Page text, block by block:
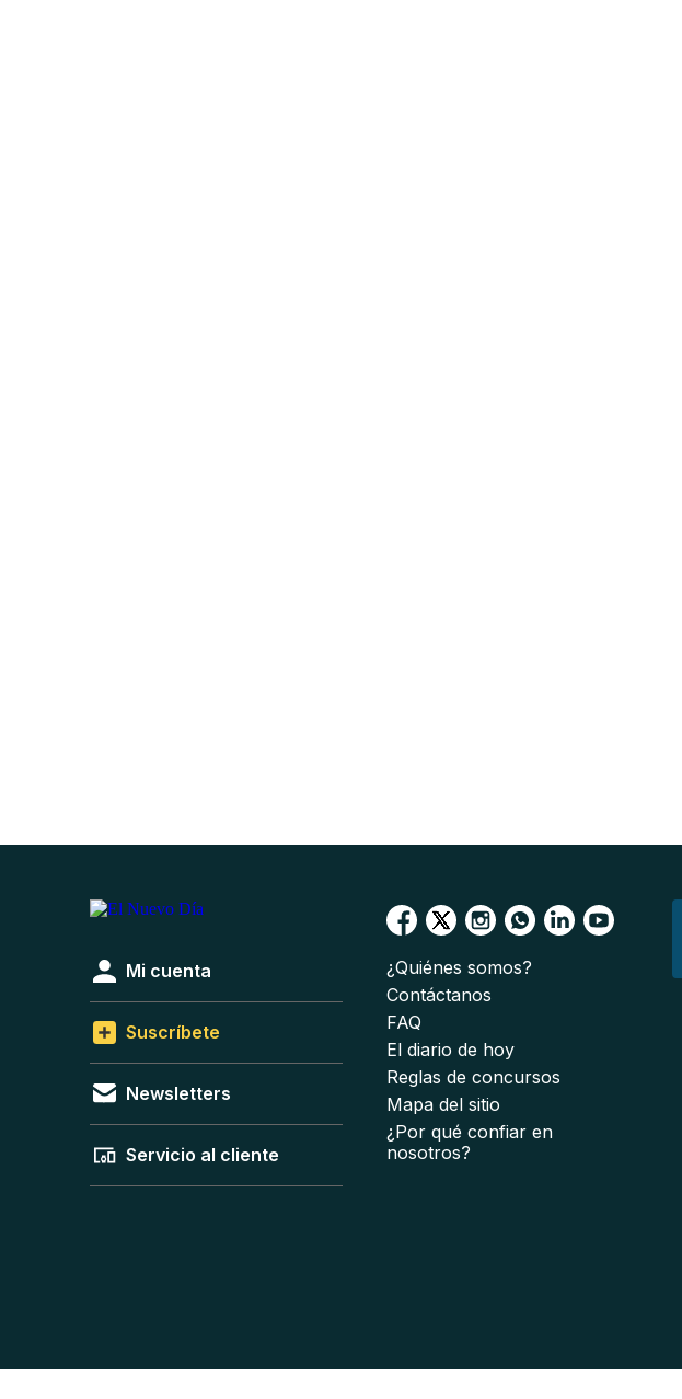
Mi cuenta
Suscríbete
Newsletters
Servicio al cliente
¿Quiénes somos?
Contáctanos
FAQ
El diario de hoy
Reglas de concursos
Mapa del sitio
¿Por qué confiar en
nosotros?